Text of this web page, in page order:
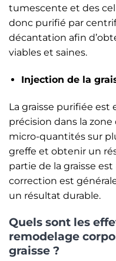
tumescente et des
donc purifié par
décantation afin
viables et saines.
Injection de la
La graisse purifiée
précision dans la
micro-quantités sur
greffe et obtenir un
partie de la graisse
correction est
un résultat durable.
Quels sont les
remodelage
graisse ?